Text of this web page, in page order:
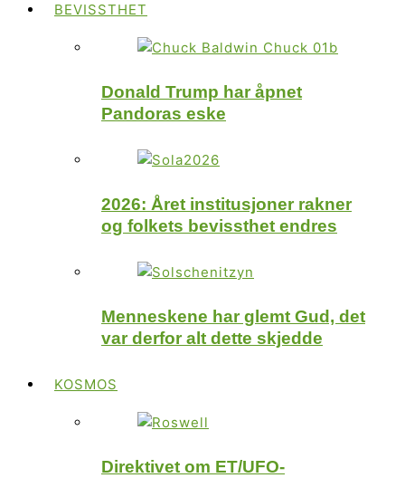
BEVISSTHET
Donald Trump har åpnet
Pandoras eske
2026: Året institusjoner rakner
og folkets bevissthet endres
Menneskene har glemt Gud, det
var derfor alt dette skjedde
KOSMOS
Direktivet om ET/UFO-